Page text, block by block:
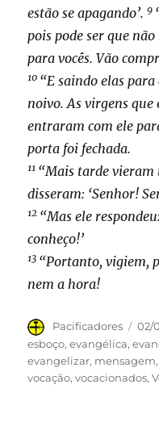
estão se apagando’.9
pois pode ser que
para vocês. Vão
10 “E saindo elas
noivo. As virgens
entraram com ele
porta foi fechada.
11 “Mais tarde vieram
disseram: ‘Senhor!
12 “Mas ele
conheço!’
13 “Portanto, vigiem,
nem a hora!
Autor
Pacificadores
em
02/
esboço,evangélica,
evangelizar, mensagem,
vocação,vocacionados,